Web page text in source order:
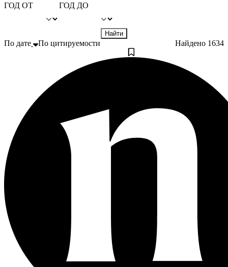
ГОД ОТ ГОД ДО
Найти
Найдено 1634
По дате По цитируемости